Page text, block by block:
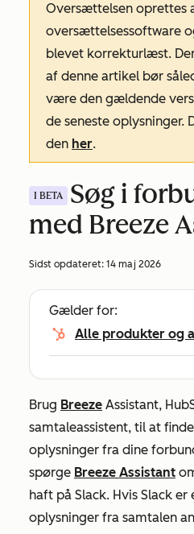
Oversættelsen oprettes
oversættelsessoftware
blevet korrekturlæst.
af denne artikel bør
være den gældende
de seneste oplysninger.
den her.
I BETA
Søg i
med Breeze
Sidst opdateret: 14 maj 2026
Gælder for:
Alle produkter og
Brug Breeze Assistant,
samtaleassistent, til at
oplysninger fra dine
spørge Breeze Assistant
haft på Slack. Hvis Slack
oplysninger fra samtalen